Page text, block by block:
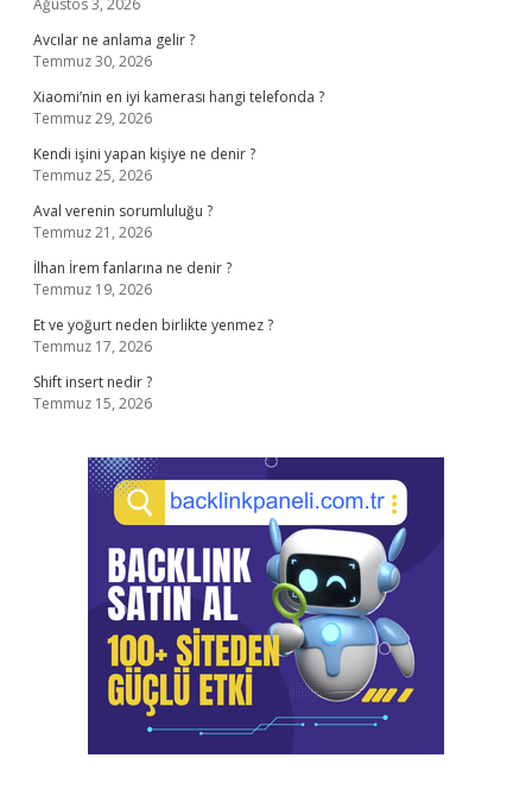
Ağustos 3, 2026
Avcılar ne anlama gelir ?
Temmuz 30, 2026
Xiaomi’nin en iyi kamerası hangi telefonda ?
Temmuz 29, 2026
Kendi işini yapan kişiye ne denir ?
Temmuz 25, 2026
Aval verenin sorumluluğu ?
Temmuz 21, 2026
İlhan İrem fanlarına ne denir ?
Temmuz 19, 2026
Et ve yoğurt neden birlikte yenmez ?
Temmuz 17, 2026
Shift insert nedir ?
Temmuz 15, 2026